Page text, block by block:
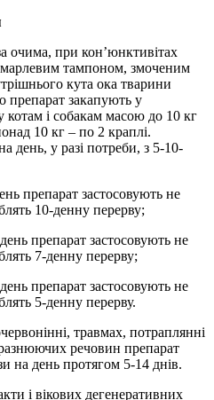
очима, при кон’юнктивітах
тампоном, змоченим
кута ока тварини
препарат закапують у
і собакам масою до 10 кг
10 кг – по 2 краплі.
день, у разі потреби, з 5-10-
препарат застосовують не
10-денну перерву;
препарат застосовують не
7-денну перерву;
препарат застосовують не
5-денну перерву.
травмах, потраплянні
речовин препарат
на день протягом 5-14 днів.
і вікових дегенеративних